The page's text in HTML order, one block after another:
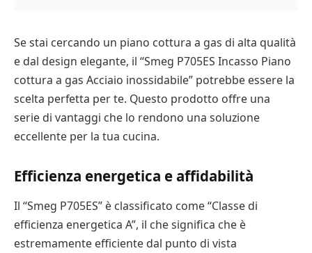
Se stai cercando un piano cottura a gas di alta qualità
e dal design elegante, il “Smeg P705ES Incasso Piano
cottura a gas Acciaio inossidabile” potrebbe essere la
scelta perfetta per te. Questo prodotto offre una
serie di vantaggi che lo rendono una soluzione
eccellente per la tua cucina.
Efficienza energetica e affidabilità
Il “Smeg P705ES” è classificato come “Classe di
efficienza energetica A”, il che significa che è
estremamente efficiente dal punto di vista